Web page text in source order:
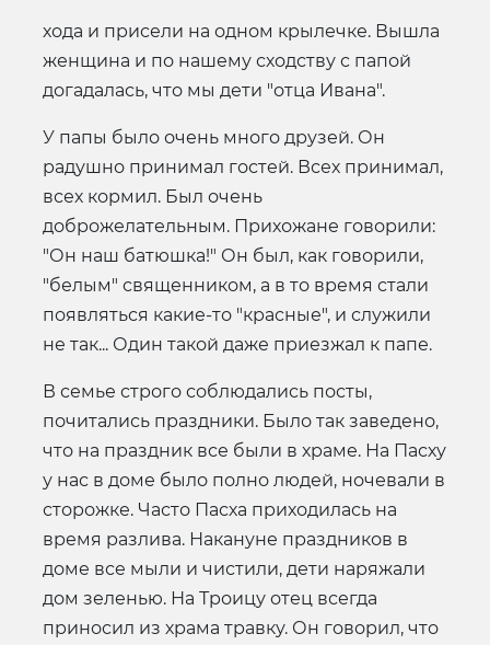
хода и присели на одном крылечке. Вышла
женщина и по нашему сходству с папой
догадалась, что мы дети "отца Ивана".
У папы было очень много друзей. Он
радушно принимал гостей. Всех принимал,
всех кормил. Был очень
доброжелательным. Прихожане говорили:
"Он наш батюшка!" Он был, как говорили,
"белым" священником, а в то время стали
появляться какие-то "красные", и служили
не так... Один такой даже приезжал к папе.
В семье строго соблюдались посты,
почитались праздники. Было так заведено,
что на праздник все были в храме. На Пасху
у нас в доме было полно людей, ночевали в
сторожке. Часто Пасха приходилась на
время разлива. Накануне праздников в
доме все мыли и чистили, дети наряжали
дом зеленью. На Троицу отец всегда
приносил из храма травку. Он говорил, что